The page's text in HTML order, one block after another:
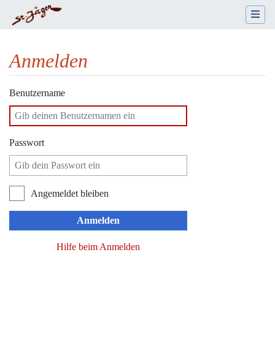
Anmelden
Wechseln zu:Navigation
Benutzername
Passwort
Angemeldet bleiben
Anmelden
Hilfe beim Anmelden